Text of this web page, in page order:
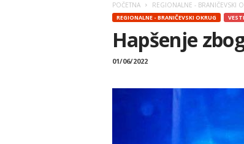
POČETNA REGIONALNE - BRANIČEVSKI
REGIONALNE - BRANIČEVSKI OKRUG VESTI
Hapšenje
01/06/2022